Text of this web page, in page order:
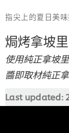
指尖上的夏日美
焗烤拿坡
使用純正拿坡
醬即取材純正
Last updated: